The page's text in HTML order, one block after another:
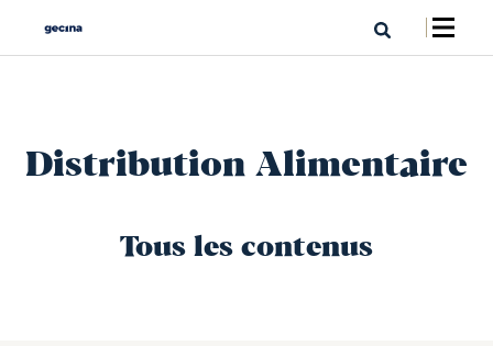
Distribution Alimentaire
Tous les contenus